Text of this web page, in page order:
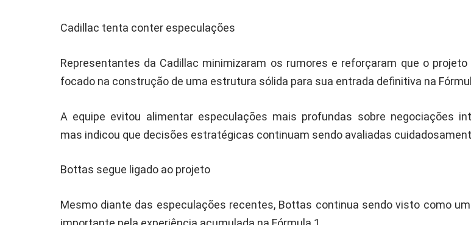
Cadillac tenta conter especulações
Representantes da Cadillac minimizaram os rumores e reforçaram que o projeto
focado na construção de uma estrutura sólida para sua entrada definitiva na
A equipe evitou alimentar especulações mais profundas sobre negociações
mas indicou que decisões estratégicas continuam sendo avaliadas
Bottas segue ligado ao projeto
Mesmo diante das especulações recentes, Bottas continua sendo visto como